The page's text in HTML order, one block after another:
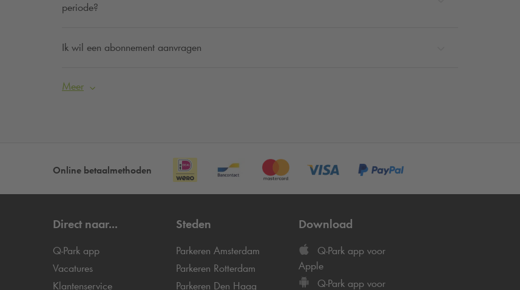
periode?
Ik wil een abonnement aanvragen
Meer
Online betaalmethoden
Direct naar...
Q-Park app
Vacatures
Klantenservice
Steden
Parkeren Amsterdam
Parkeren Rotterdam
Parkeren Den Haag
Download
Q-Park app voor
Apple
Q-Park app voor